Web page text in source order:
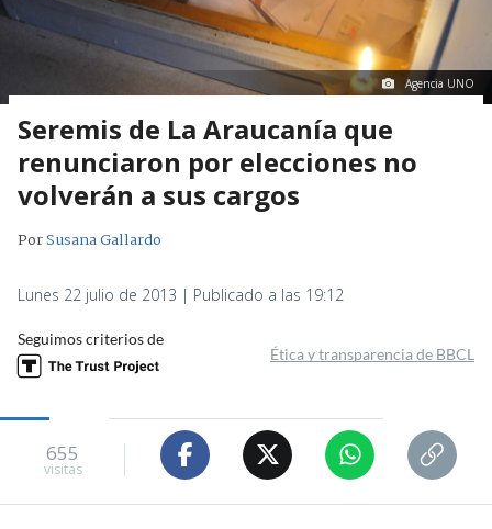
Agencia UNO
Seremis de La Araucanía que
renunciaron por elecciones no
volverán a sus cargos
PorSusana Gallardo
Lunes 22 julio de 2013 | Publicado a las 19:12
Seguimos criterios de
Ética y transparencia de BBCL
655
visitas